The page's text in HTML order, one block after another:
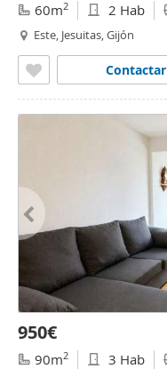
60m2 2 Hab
Este, Jesuitas, Gijón
Contactar
950€
90m2 3 Hab